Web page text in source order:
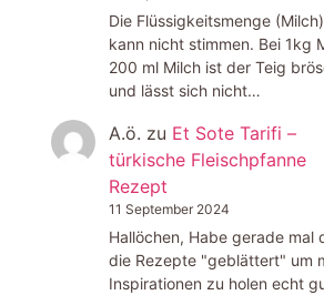
Die Flüssigkeitsmenge (Milch)
kann nicht stimmen. Bei 1kg
200 ml Milch ist der Teig
und lässt sich nicht…
A.ö. zu Et Sote Tarifi –
türkische Fleischpfanne
Rezept
11 September 2024
Hallöchen, Habe gerade mal
die Rezepte "geblättert" um
Inspirationen zu holen echt